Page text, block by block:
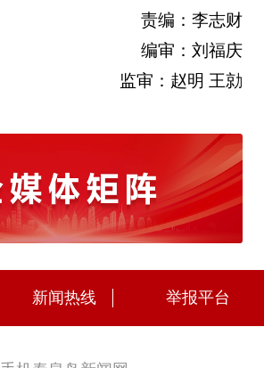
责编：李志财
编审：刘福庆
监审：赵明 王勍
新闻热线 举报平台